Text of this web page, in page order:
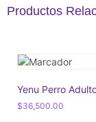
Productos
Yenu Perro
$36,500.00